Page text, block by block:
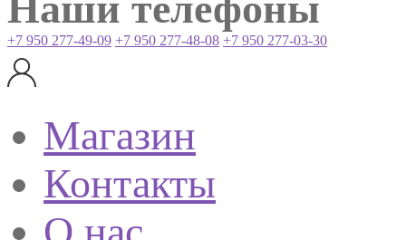
+7 950 277-49-09 +7 950 277-48-08 +7 950 277-03-30
Магазин
Контакты